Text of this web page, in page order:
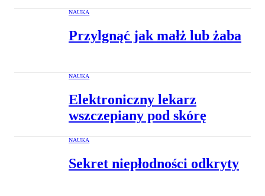
NAUKA
Przylgnąć jak małż lub żaba
NAUKA
Elektroniczny lekarz
wszczepiany pod skórę
NAUKA
Sekret niepłodności odkryty